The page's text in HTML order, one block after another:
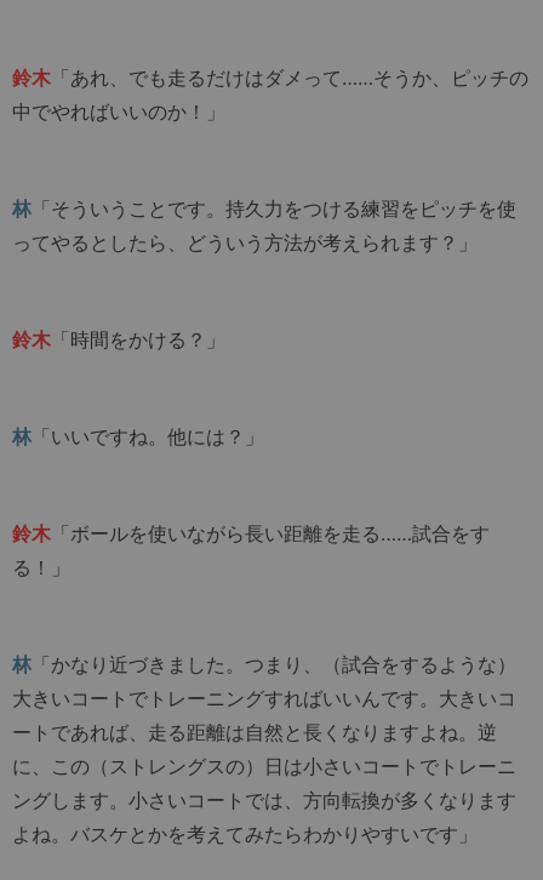
鈴木 「あれ、でも走るだけはダメって……そうか、ピッチの
中でやればいいのか！」
林 「そういうことです。持久力をつける練習をピッチを使
ってやるとしたら、どういう方法が考えられます？」
鈴木 「時間をかける？」
林 「いいですね。他には？」
鈴木 「ボールを使いながら長い距離を走る……試合をす
る！」
林 「かなり近づきました。つまり、（試合をするような）
大きいコートでトレーニングすればいいんです。大きいコ
ートであれば、走る距離は自然と長くなりますよね。逆
に、この（ストレングスの）日は小さいコートでトレーニ
ングします。小さいコートでは、方向転換が多くなります
よね。バスケとかを考えてみたらわかりやすいです」